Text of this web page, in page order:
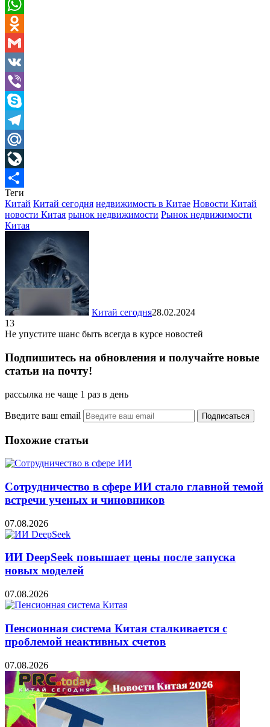
Pinterest
WhatsApp
Odnoklassniki
Gmail
VK
Viber
Skype
Telegram
Mail.Ru
LiveJournal
Отправить
Теги
Китай Китай сегодня недвижимость в Китае Новости Китай
новости Китая рынок недвижимости Рынок недвижимости
Китая
Китай сегодня28.02.2024
13
Не упустите шанс быть всегда в курсе новостей
Подпишитесь на обновления и получайте новые
статьи на почту!
рассылка не чаще 1 раз в день
Введите ваш email
Похожие статьи
Сотрудничество в сфере ИИ стало главной темой
встречи ученых и чиновников
07.08.2026
ИИ DeepSeek повышает цены после запуска
новых моделей
07.08.2026
Пенсионная система Китая сталкивается с
проблемой неактивных счетов
07.08.2026